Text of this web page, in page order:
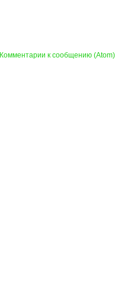
Комментарии к сообщению (Atom)